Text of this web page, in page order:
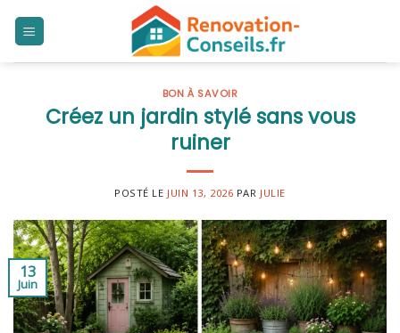
BON À SAVOIR
Créez un jardin stylé sans vous
ruiner
POSTÉ LE JUIN 13, 2026 PAR JULIE
13
Juin